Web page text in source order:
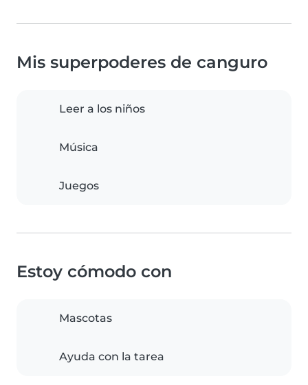
Mis superpoderes de canguro
Leer a los niños
Música
Juegos
Estoy cómodo con
Mascotas
Ayuda con la tarea